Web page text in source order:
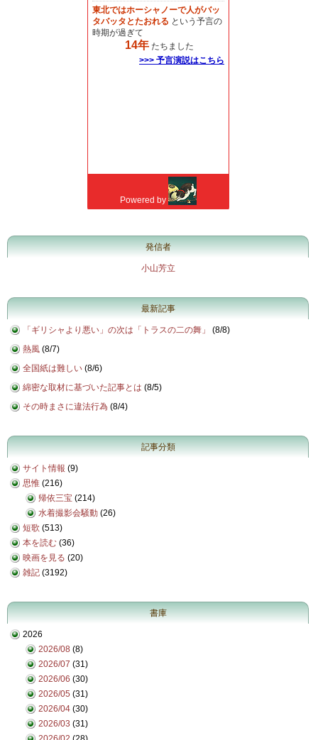
発信者
小山芳立
最新記事
「ギリシャより悪い」の次は「トラスの二の舞」 (8/8)
熱風 (8/7)
全国紙は難しい (8/6)
綿密な取材に基づいた記事とは (8/5)
その時まさに違法行為 (8/4)
記事分類
サイト情報 (9)
思惟 (216)
帰依三宝 (214)
水着撮影会騒動 (26)
短歌 (513)
本を読む (36)
映画を見る (20)
雑記 (3192)
書庫
2026
2026/08 (8)
2026/07 (31)
2026/06 (30)
2026/05 (31)
2026/04 (30)
2026/03 (31)